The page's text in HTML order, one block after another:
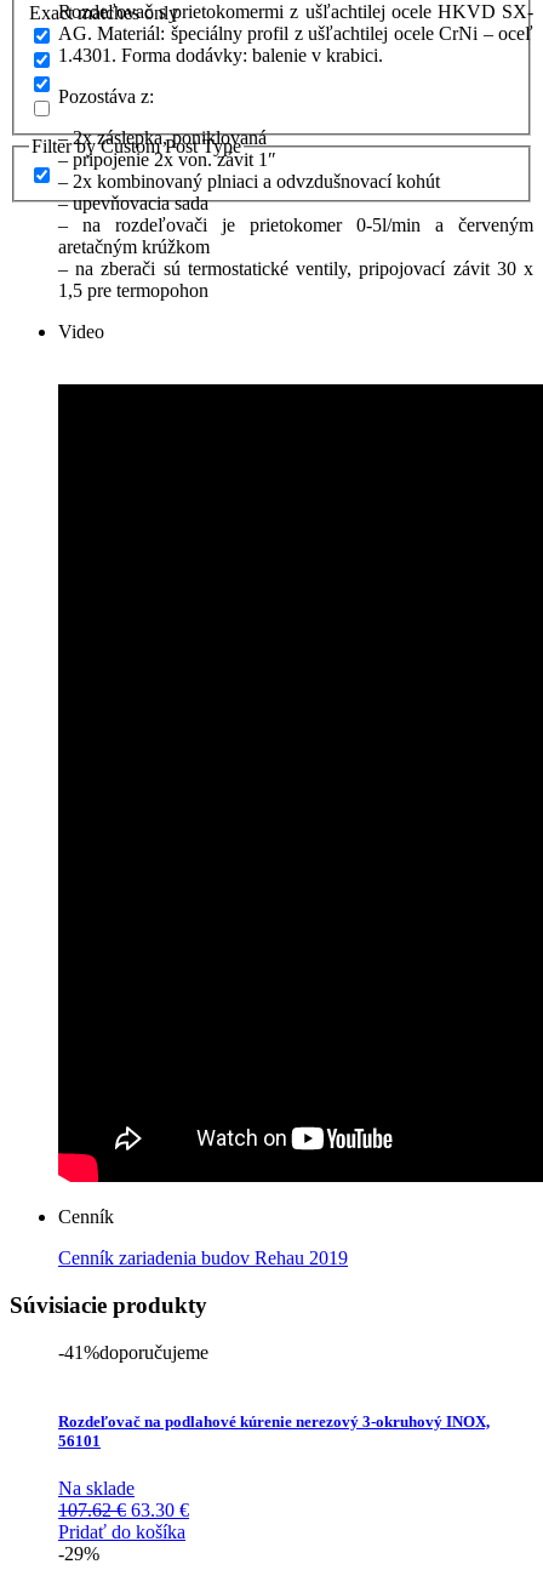
Exact matches only
Filter by Custom Post Type
Rozdeľovač s prietokomermi z ušľachtilej ocele HKVD SX-
AG. Materiál: špeciálny profil z ušľachtilej ocele CrNi – oceľ
1.4301. Forma dodávky: balenie v krabici.
Pozostáva z:
– 2x záslepka, poniklovaná
– pripojenie 2x von. závit 1″
– 2x kombinovaný plniaci a odvzdušnovací kohút
– upevňovacia sada
– na rozdeľovači je prietokomer 0-5l/min a červeným
aretačným krúžkom
– na zberači sú termostatické ventily, pripojovací závit 30 x
1,5 pre termopohon
Video
Cenník
Cenník zariadenia budov Rehau 2019
Súvisiacie produkty
-41%doporučujeme
Rozdeľovač na podlahové kúrenie nerezový 3-okruhový INOX,
56101
Na sklade
107.62€ Pôvodná
cena
63.30 €Aktuálna
Pridať do košíka
-29%